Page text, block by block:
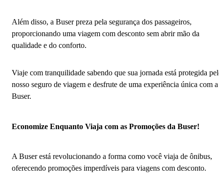
Além disso, a Buser preza pela segurança dos passageiros,
proporcionando uma viagem com desconto sem abrir mão da
qualidade e do conforto.
Viaje com tranquilidade sabendo que sua jornada está protegida
nosso seguro de viagem e desfrute de uma experiência única com a
Buser.
Economize Enquanto Viaja com as Promoções da Buser!
A Buser está revolucionando a forma como você viaja de ônibus,
oferecendo promoções imperdíveis para viagens com desconto.